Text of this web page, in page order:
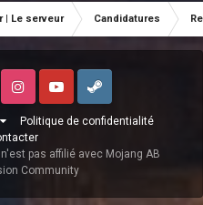
| Le serveur Candidatures
Politique de confidentialité
InstagramYoutubeSteam
pas affilié avec Mojang AB
Community